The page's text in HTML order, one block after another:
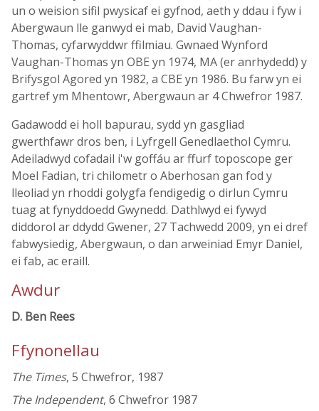
un o weision sifil pwysicaf ei gyfnod, aeth y ddau i fyw i
Abergwaun lle ganwyd ei mab, David Vaughan-
Thomas, cyfarwyddwr ffilmiau. Gwnaed Wynford
Vaughan-Thomas yn OBE yn 1974, MA (er anrhydedd) y
Brifysgol Agored yn 1982, a CBE yn 1986. Bu farw yn ei
gartref ym Mhentowr, Abergwaun ar 4 Chwefror 1987.
Gadawodd ei holl bapurau, sydd yn gasgliad
gwerthfawr dros ben, i Lyfrgell Genedlaethol Cymru.
Adeiladwyd cofadail i'w goffáu ar ffurf toposcope ger
Moel Fadian, tri chilometr o Aberhosan gan fod y
lleoliad yn rhoddi golygfa fendigedig o dirlun Cymru
tuag at fynyddoedd Gwynedd. Dathlwyd ei fywyd
diddorol ar ddydd Gwener, 27 Tachwedd 2009, yn ei dref
fabwysiedig, Abergwaun, o dan arweiniad Emyr Daniel,
ei fab, ac eraill.
Awdur
D. Ben Rees
Ffynonellau
The Times, 5 Chwefror, 1987
The Independent, 6 Chwefror 1987